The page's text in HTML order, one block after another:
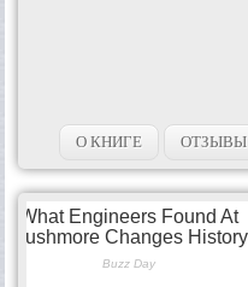
О КНИГЕ ОТЗЫВЫ